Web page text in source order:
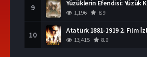
9
1,196 8.9
10 Atatürk 1881-1919 2. Film
13,415 8.9